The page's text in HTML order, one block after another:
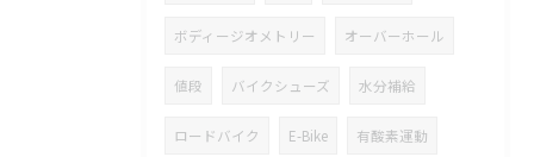
ボディージオメトリー オーバーホール
値段 バイクシューズ 水分補給
ロードバイク E-Bike 有酸素運動